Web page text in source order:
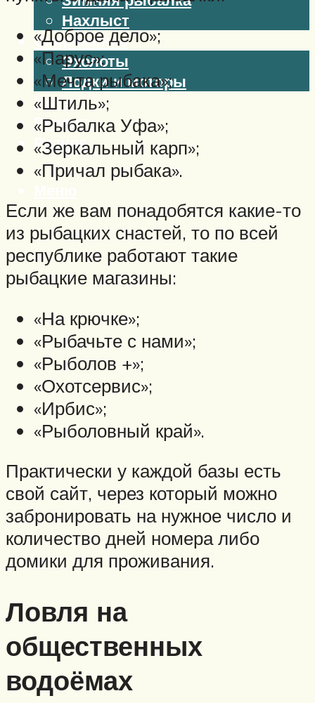
Нахлыст
Снаряжение
Эхолоты
Лодки и моторы
Узлы
Рецепты
Разное
«Доброе дело»;
«Парус»;
«Мечта рыбака»;
«Штиль»;
«Рыбалка Уфа»;
«Зеркальный карп»;
«Причал рыбака».
Если же вам понадобятся какие-то
из рыбацких снастей, то по всей
республике работают такие
рыбацкие магазины:
«На крючке»;
«Рыбачьте с нами»;
«Рыболов +»;
«Охотсервис»;
«Ирбис»;
«Рыболовный край».
Практически у каждой базы есть
свой сайт, через который можно
забронировать на нужное число и
количество дней номера либо
домики для проживания.
Ловля на
общественных
водоёмах